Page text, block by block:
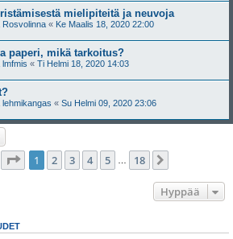
mielipiteitä ja neuvoja
Rosvolinna « Ke Maalis 18, 2020 22:00
paperi, mikä tarkoitus?
lmfmis « Ti Helmi 18, 2020 14:03
lehmikangas « Su Helmi 09, 2020 23:06
Sivu /18
1 2 3 4 5 18
Hyppää